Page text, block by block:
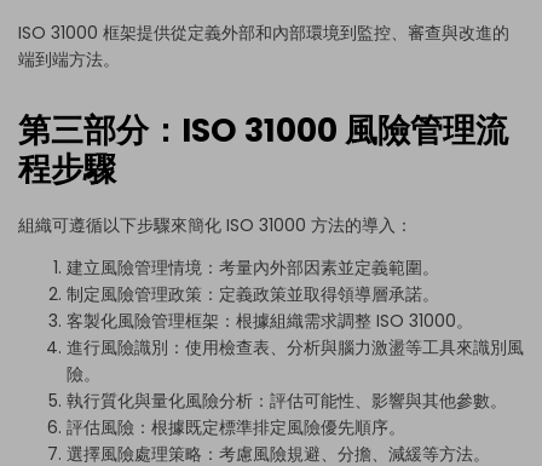
ISO 31000 框架提供從定義外部和內部環境到監控、審查與改進的
端到端方法。
第三部分：ISO 31000 風險管理流
程步驟
組織可遵循以下步驟來簡化 ISO 31000 方法的導入：
建立風險管理情境：考量內外部因素並定義範圍。
制定風險管理政策：定義政策並取得領導層承諾。
客製化風險管理框架：根據組織需求調整 ISO 31000。
進行風險識別：使用檢查表、分析與腦力激盪等工具來識別風
險。
執行質化與量化風險分析：評估可能性、影響與其他參數。
評估風險：根據既定標準排定風險優先順序。
選擇風險處理策略：考慮風險規避、分擔、減緩等方法。